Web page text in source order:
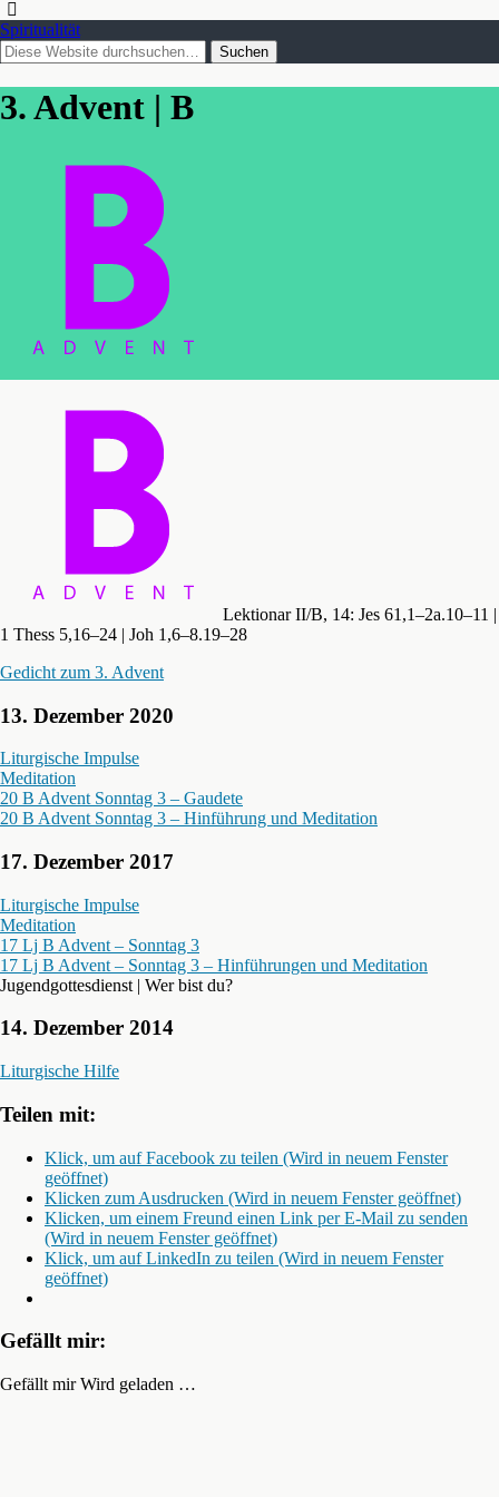
Spiritualität
3. Advent | B
Lektionar II/B, 14: Jes 61,1–2a.10–11 |
1 Thess 5,16–24 | Joh 1,6–8.19–28
Gedicht zum 3. Advent
13. Dezember 2020
Liturgische Impulse
Meditation
20 B Advent Sonntag 3 – Gaudete
20 B Advent Sonntag 3 – Hinführung und Meditation
17. Dezember 2017
Liturgische Impulse
Meditation
17 Lj B Advent – Sonntag 3
17 Lj B Advent – Sonntag 3 – Hinführungen und Meditation
Jugendgottesdienst | Wer bist du?
14. Dezember 2014
Liturgische Hilfe
Teilen mit:
Klick, um auf Facebook zu teilen (Wird in neuem Fenster
geöffnet)
Klicken zum Ausdrucken (Wird in neuem Fenster geöffnet)
Klicken, um einem Freund einen Link per E-Mail zu senden
(Wird in neuem Fenster geöffnet)
Klick, um auf LinkedIn zu teilen (Wird in neuem Fenster
geöffnet)
Gefällt mir:
Gefällt mir Wird geladen …